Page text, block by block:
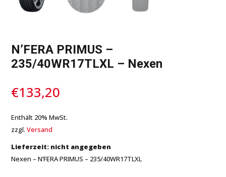
N’FERA PRIMUS –
235/40WR17TLXL – Nexen
€133,20
Enthält 20% MwSt.
zzgl.Versand
Lieferzeit: nicht angegeben
Nexen – N’FERA PRIMUS – 235/40WR17TLXL